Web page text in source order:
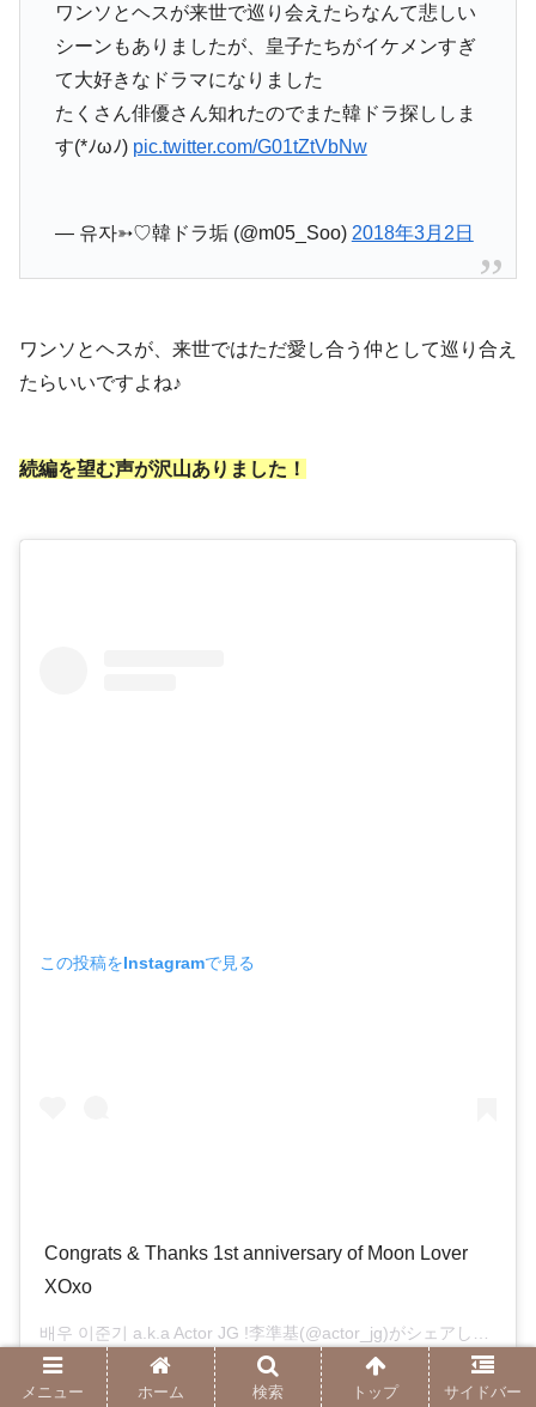
ワンソとヘスが来世で巡り会えたらなんて悲しい
シーンもありましたが、皇子たちがイケメンすぎ
て大好きなドラマになりました
たくさん俳優さん知れたのでまた韓ドラ探ししま
す(*ﾉωﾉ) pic.twitter.com/G01tZtVbNw
— 유자➳♡韓ドラ垢 (@m05_Soo) 2018年3月2日
ワンソとヘスが、来世ではただ愛し合う仲として巡り合え
たらいいですよね♪
続編を望む声が沢山ありました！
この投稿をInstagramで見る
Congrats & Thanks 1st anniversary of Moon Lover
XOxo
麗の放送から一周年を記念し、イジュンギさんがインスタ
メニュー ホーム 検索 トップ サイドバー